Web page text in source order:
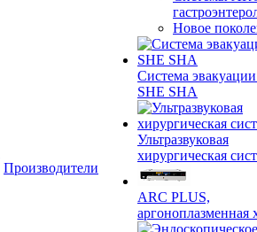
Производители
Новое
Система
SHE SHA
Ультразвуковая
хирургическая
ARC PLUS,
аргоноплазменная